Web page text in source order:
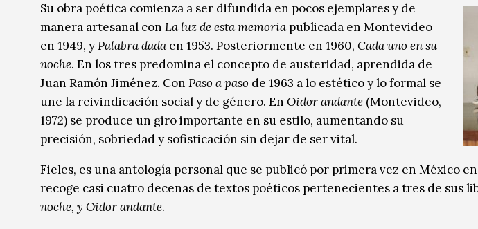
Su obra poética comienza a ser difundida en pocos ejemplares y de
manera artesanal con La luz de esta memoria publicada en Montevideo
en 1949, yPalabra dada en 1953. Posteriormente en 1960, Cada uno en su
noche. En los tres predomina el concepto de austeridad, aprendida de
Juan Ramón Jiménez. Con Paso a paso de 1963 a lo estético y lo formal se
une la reivindicación social y de género. En Oidor andante (Montevideo,
1972) se produce un giro importante en su estilo, aumentando su
precisión, sobriedad y sofisticación sin dejar de ser vital.
Fieles, es una antología personal que se publicó por primera vez en México
recoge casi cuatro decenas de textos poéticos pertenecientes a tres de sus
noche, y Oidor andante.